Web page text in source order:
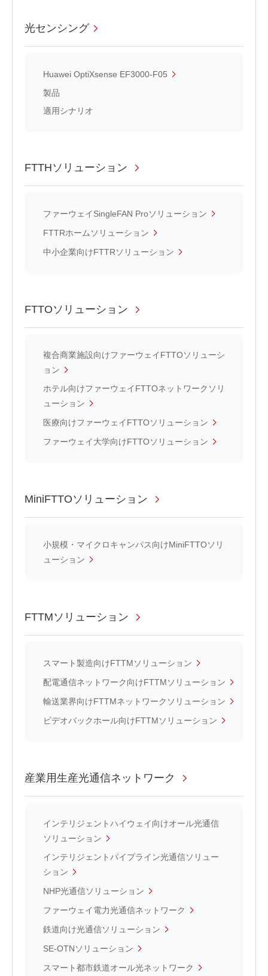
光センシング
Huawei OptiXsense EF3000-F05
製品
適用シナリオ
FTTHソリューション
ファーウェイSingleFAN Proソリューション
FTTRホームソリューション
中小企業向けFTTRソリューション
FTTOソリューション
複合商業施設向けファーウェイFTTOソリューシ
ョン
ホテル向けファーウェイFTTOネットワークソリ
ューション
医療向けファーウェイFTTOソリューション
ファーウェイ大学向けFTTOソリューション
MiniFTTOソリューション
小規模・マイクロキャンパス向けMiniFTTOソリ
ューション
FTTMソリューション
スマート製造向けFTTMソリューション
配電通信ネットワーク向けFTTMソリューション
輸送業界向けFTTMネットワークソリューション
ビデオバックホール向けFTTMソリューション
産業用生産光通信ネットワーク
インテリジェントハイウェイ向けオール光通信
ソリューション
インテリジェントパイプライン光通信ソリュー
ション
NHP光通信ソリューション
ファーウェイ電力光通信ネットワーク
鉄道向け光通信ソリューション
SE-OTNソリューション
スマート都市鉄道オール光ネットワーク